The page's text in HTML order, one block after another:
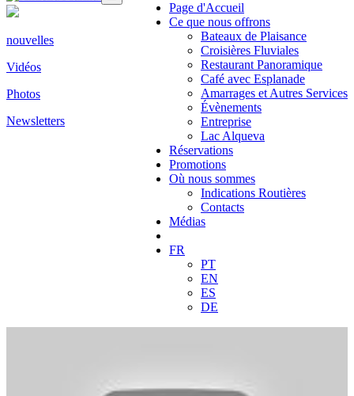
Page d'Accueil
Ce que nous offrons
Bateaux de Plaisance
Croisières Fluviales
Restaurant Panoramique
Café avec Esplanade
Amarrages et Autres Services
Évènements
Entreprise
Lac Alqueva
Réservations
Promotions
Où nous sommes
Indications Routières
Contacts
Médias
FR
PT
EN
ES
DE
nouvelles
Vidéos
Photos
Newsletters